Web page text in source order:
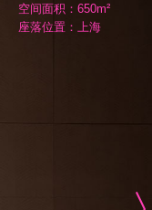
空间面积：650m²
座落位置：上海